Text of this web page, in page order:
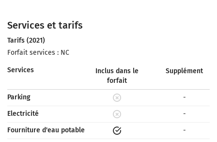
Services et tarifs
Tarifs (2021)
Forfait services : NC
Services
Inclus dans le
forfait
Supplément
Parking
-
Electricité
-
Fourniture d'eau potable
-